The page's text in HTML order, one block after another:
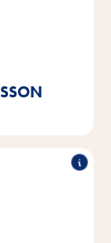
dans
total de